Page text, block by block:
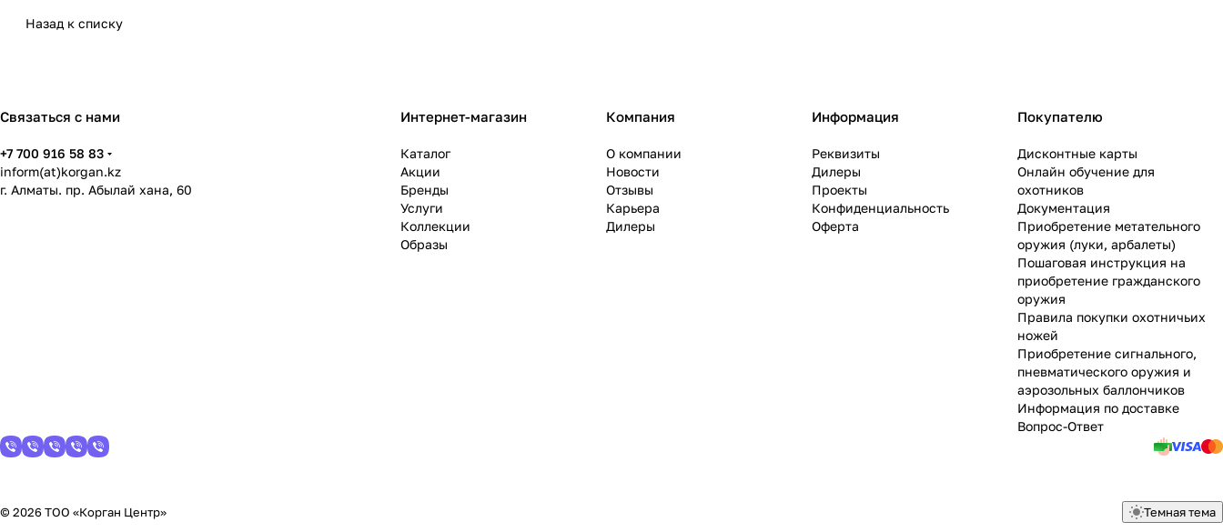
Назад к списку
Связаться с нами
+7 700 916 58 83
inform(at)korgan.kz
г. Алматы. пр. Абылай хана, 60
Интернет-магазин
Каталог
Акции
Бренды
Услуги
Коллекции
Образы
Компания
О компании
Новости
Отзывы
Карьера
Дилеры
Информация
Реквизиты
Дилеры
Проекты
Конфиденциальность
Оферта
Покупателю
Дисконтные карты
Онлайн обучение для
охотников
Документация
Приобретение метательного
оружия (луки, арбалеты)
Пошаговая инструкция на
приобретение гражданского
оружия
Правила покупки охотничьих
ножей
Приобретение сигнального,
пневматического оружия и
аэрозольных баллончиков
Информация по доставке
Вопрос-Ответ
© 2026 ТОО «Корган Центр» Темная тема